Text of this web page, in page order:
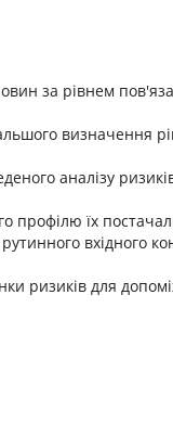
за рівнем
визначення
аналізу
профілю їх
вхідного
ризиків для